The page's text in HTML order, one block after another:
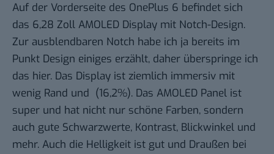
Auf der Vorderseite des OnePlus 6 befindet sich
das 6,28 Zoll AMOLED Display mit Notch-Design.
Zur ausblendbaren Notch habe ich ja bereits im
Punkt Design einiges erzählt, daher überspringe ich
das hier. Das Display ist ziemlich immersiv mit
wenig Rand und (16,2%). Das AMOLED Panel ist
super und hat nicht nur schöne Farben, sondern
auch gute Schwarzwerte, Kontrast, Blickwinkel und
mehr. Auch die Helligkeit ist gut und Draußen bei